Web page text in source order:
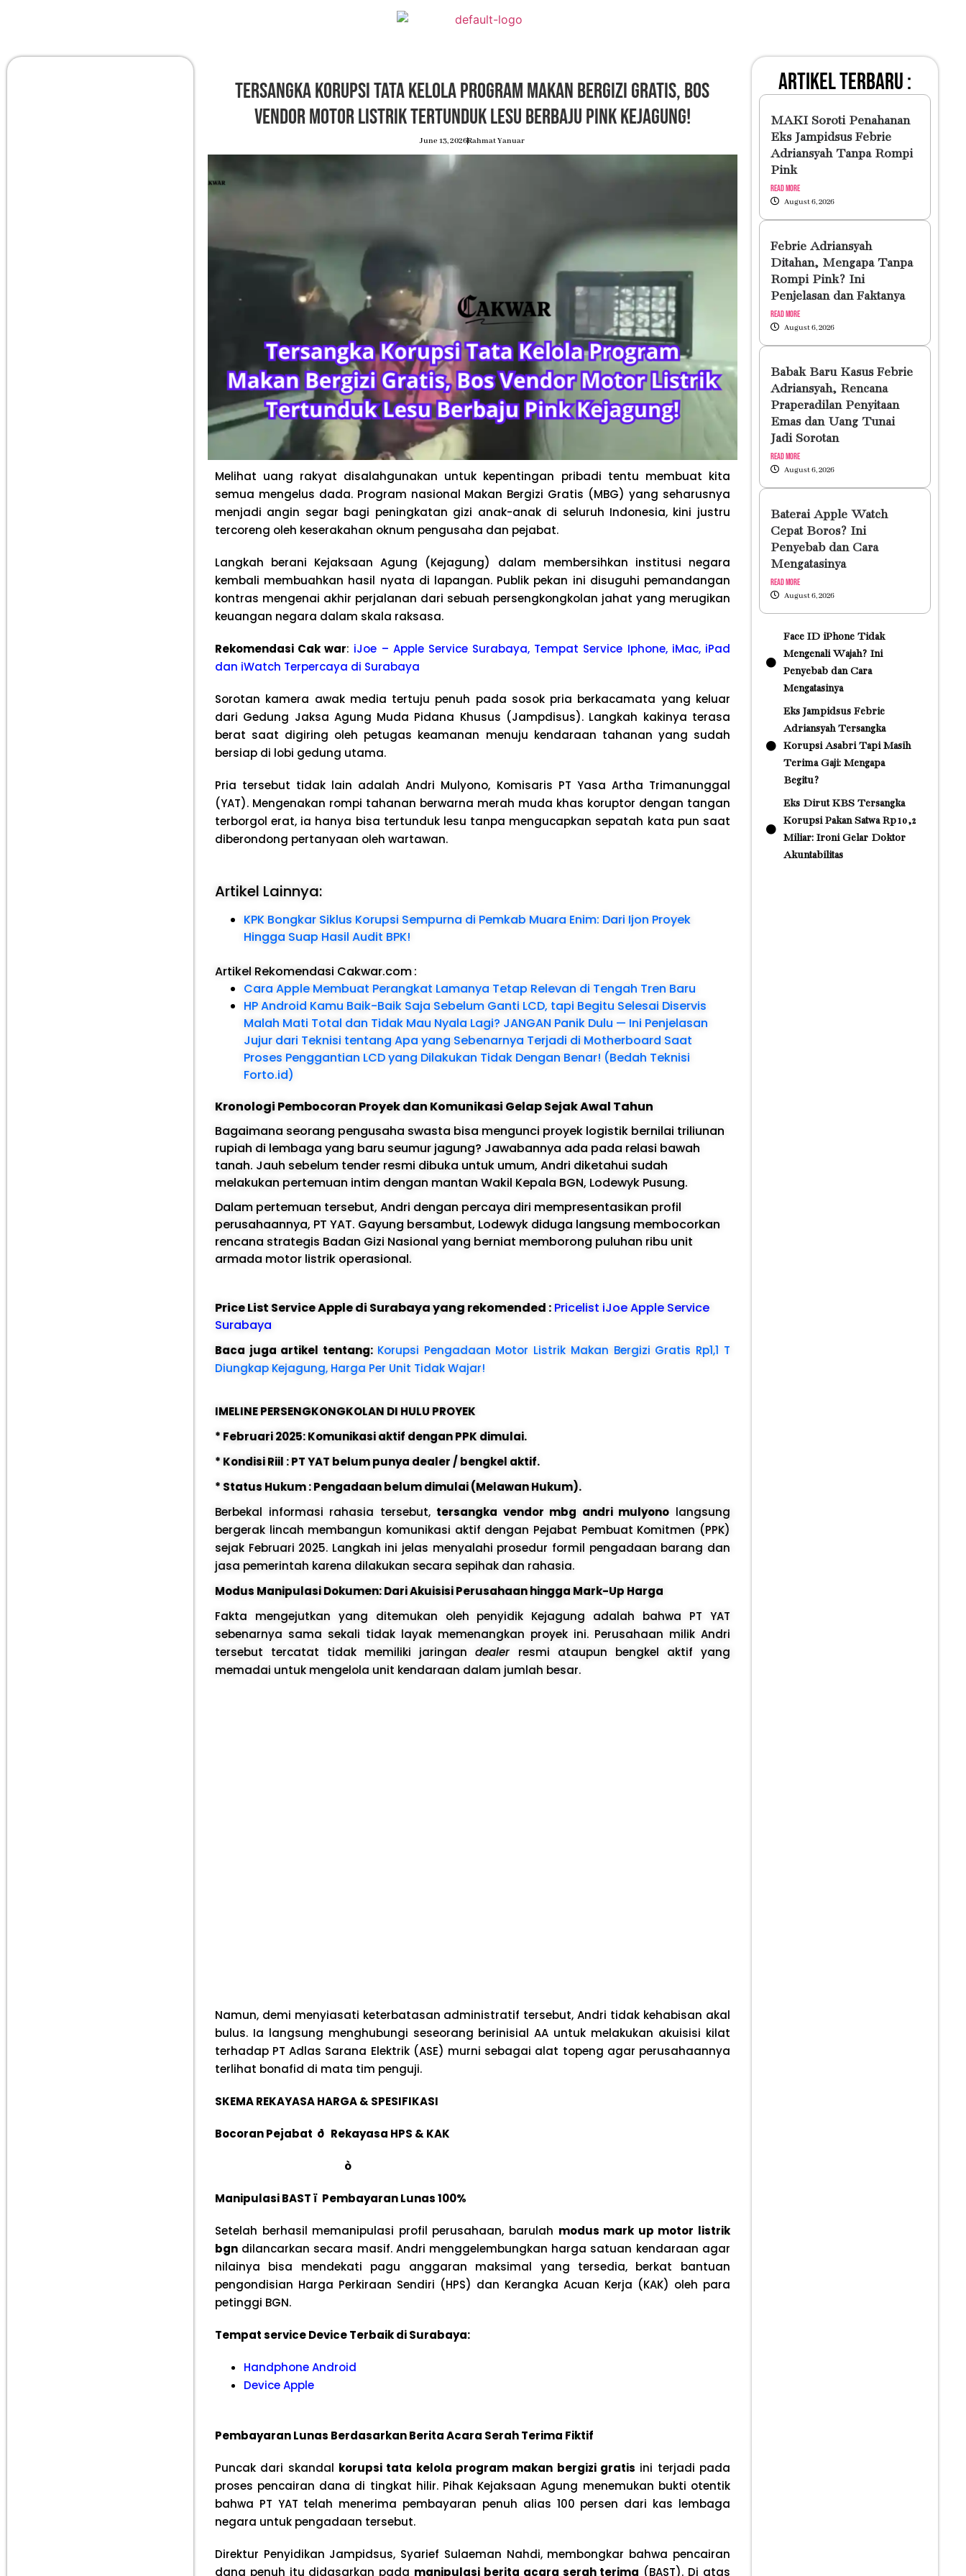
Tersangka Korupsi Tata Kelola Program Makan Bergizi Gratis, Bos
Vendor Motor Listrik Tertunduk Lesu Berbaju Pink Kejagung!
June 13, 2026Rahmat Yanuar
Melihat uang rakyat disalahgunakan untuk kepentingan pribadi tentu membuat kita
semua mengelus dada. Program nasional Makan Bergizi Gratis (MBG) yang seharusnya
menjadi angin segar bagi peningkatan gizi anak-anak di seluruh Indonesia, kini justru
tercoreng oleh keserakahan oknum pengusaha dan pejabat.
Langkah berani Kejaksaan Agung (Kejagung) dalam membersihkan institusi negara
kembali membuahkan hasil nyata di lapangan. Publik pekan ini disuguhi pemandangan
kontras mengenai akhir perjalanan dari sebuah persengkongkolan jahat yang merugikan
keuangan negara dalam skala raksasa.
Rekomendasi Cak war: iJoe – Apple Service Surabaya, Tempat Service Iphone, iMac, iPad
dan iWatch Terpercaya di Surabaya
Sorotan kamera awak media tertuju penuh pada sosok pria berkacamata yang keluar
dari Gedung Jaksa Agung Muda Pidana Khusus (Jampdisus). Langkah kakinya terasa
berat saat digiring oleh petugas keamanan menuju kendaraan tahanan yang sudah
bersiap di lobi gedung utama.
Pria tersebut tidak lain adalah Andri Mulyono, Komisaris PT Yasa Artha Trimanunggal
(YAT). Mengenakan rompi tahanan berwarna merah muda khas koruptor dengan tangan
terborgol erat, ia hanya bisa tertunduk lesu tanpa mengucapkan sepatah kata pun saat
diberondong pertanyaan oleh wartawan.
Artikel Lainnya:
KPK Bongkar Siklus Korupsi Sempurna di Pemkab Muara Enim: Dari Ijon Proyek
Hingga Suap Hasil Audit BPK!
Artikel Rekomendasi Cakwar.com:
Cara Apple Membuat Perangkat Lamanya Tetap Relevan di Tengah Tren Baru
HP Android Kamu Baik-Baik Saja Sebelum Ganti LCD, tapi Begitu Selesai Diservis
Malah Mati Total dan Tidak Mau Nyala Lagi? JANGAN Panik Dulu — Ini Penjelasan
Jujur dari Teknisi tentang Apa yang Sebenarnya Terjadi di Motherboard Saat
Proses Penggantian LCD yang Dilakukan Tidak Dengan Benar! (Bedah Teknisi
Forto.id)
Kronologi Pembocoran Proyek dan Komunikasi Gelap Sejak Awal Tahun
Bagaimana seorang pengusaha swasta bisa mengunci proyek logistik bernilai triliunan
rupiah di lembaga yang baru seumur jagung? Jawabannya ada pada relasi bawah
tanah. Jauh sebelum tender resmi dibuka untuk umum, Andri diketahui sudah
melakukan pertemuan intim dengan mantan Wakil Kepala BGN, Lodewyk Pusung.
Dalam pertemuan tersebut, Andri dengan percaya diri mempresentasikan profil
perusahaannya, PT YAT. Gayung bersambut, Lodewyk diduga langsung membocorkan
rencana strategis Badan Gizi Nasional yang berniat memborong puluhan ribu unit
armada motor listrik operasional.
Price List Service Apple di Surabaya yang rekomended : Pricelist iJoe Apple Service
Surabaya
Baca juga artikel tentang: Korupsi Pengadaan Motor Listrik Makan Bergizi Gratis Rp1,1 T
Diungkap Kejagung, Harga Per Unit Tidak Wajar!
IMELINE PERSENGKONGKOLAN DI HULU PROYEK
* Februari 2025: Komunikasi aktif dengan PPK dimulai.
* Kondisi Riil : PT YAT belum punya dealer / bengkel aktif.
* Status Hukum : Pengadaan belum dimulai (Melawan Hukum).
Berbekal informasi rahasia tersebut, tersangka vendor mbg andri mulyono langsung
bergerak lincah membangun komunikasi aktif dengan Pejabat Pembuat Komitmen (PPK)
sejak Februari 2025. Langkah ini jelas menyalahi prosedur formil pengadaan barang dan
jasa pemerintah karena dilakukan secara sepihak dan rahasia.
Modus Manipulasi Dokumen: Dari Akuisisi Perusahaan hingga Mark-Up Harga
Fakta mengejutkan yang ditemukan oleh penyidik Kejagung adalah bahwa PT YAT
sebenarnya sama sekali tidak layak memenangkan proyek ini. Perusahaan milik Andri
tersebut tercatat tidak memiliki jaringandealer resmi ataupun bengkel aktif yang
memadai untuk mengelola unit kendaraan dalam jumlah besar.
Namun, demi menyiasati keterbatasan administratif tersebut, Andri tidak kehabisan akal
bulus. Ia langsung menghubungi seseorang berinisial AA untuk melakukan akuisisi kilat
terhadap PT Adlas Sarana Elektrik (ASE) murni sebagai alat topeng agar perusahaannya
terlihat bonafid di mata tim penguji.
SKEMA REKAYASA HARGA & SPESIFIKASI
Bocoran Pejabat ðRekayasa HPS & KAK
ò
Manipulasi BASTïPembayaran Lunas 100%
Setelah berhasil memanipulasi profil perusahaan, barulah modus mark up motor listrik
bgndilancarkan secara masif. Andri menggelembungkan harga satuan kendaraan agar
nilainya bisa mendekati pagu anggaran maksimal yang tersedia, berkat bantuan
pengondisian Harga Perkiraan Sendiri (HPS) dan Kerangka Acuan Kerja (KAK) oleh para
petinggi BGN.
Tempat service Device Terbaik di Surabaya:
Handphone Android
Device Apple
Pembayaran Lunas Berdasarkan Berita Acara Serah Terima Fiktif
Puncak dari skandal korupsi tata kelola program makan bergizi gratis ini terjadi pada
proses pencairan dana di tingkat hilir. Pihak Kejaksaan Agung menemukan bukti otentik
bahwa PT YAT telah menerima pembayaran penuh alias 100 persen dari kas lembaga
negara untuk pengadaan tersebut.
Direktur Penyidikan Jampidsus, Syarief Sulaeman Nahdi, membongkar bahwa pencairan
dana penuh itu didasarkan pada manipulasi berita acara serah terima (BAST). Di atas
artikel terbaru :
MAKI Soroti Penahanan
Eks Jampidsus Febrie
Adriansyah Tanpa Rompi
Pink
Read More
August 6, 2026
Febrie Adriansyah
Ditahan, Mengapa Tanpa
Rompi Pink? Ini
Penjelasan dan Faktanya
Read More
August 6, 2026
Babak Baru Kasus Febrie
Adriansyah, Rencana
Praperadilan Penyitaan
Emas dan Uang Tunai
Jadi Sorotan
Read More
August 6, 2026
Baterai Apple Watch
Cepat Boros? Ini
Penyebab dan Cara
Mengatasinya
Read More
August 6, 2026
Face ID iPhone Tidak
Mengenali Wajah? Ini
Penyebab dan Cara
Mengatasinya
Eks Jampidsus Febrie
Adriansyah Tersangka
Korupsi Asabri Tapi Masih
Terima Gaji: Mengapa
Begitu?
Eks Dirut KBS Tersangka
Korupsi Pakan Satwa Rp10,2
Miliar: Ironi Gelar Doktor
Akuntabilitas